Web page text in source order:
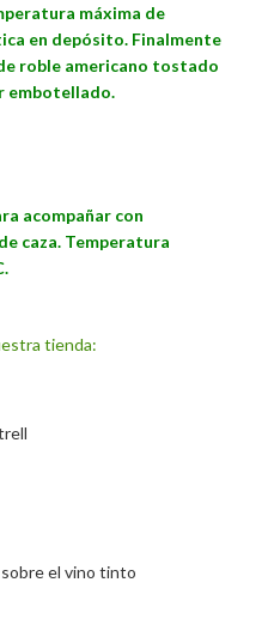
máxima de
en depósito. Finalmente
roble americano tostado
embotellado.
acompañar con
caza. Temperatura
tienda:
el vino tinto